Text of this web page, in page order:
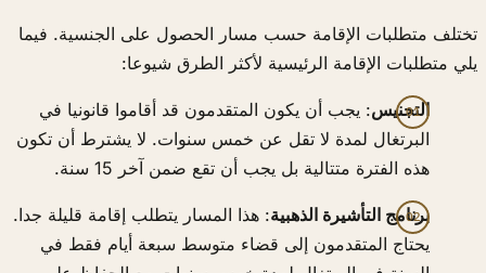
تختلف متطلبات الإقامة حسب مسار الحصول على الجنسية. فيما
يلي متطلبات الإقامة الرئيسية لأكثر الطرق شيوعا:
التجنيس: يجب أن يكون المتقدمون قد أقاموا قانونيا في
البرتغال لمدة لا تقل عن خمس سنوات. لا يشترط أن تكون
هذه الفترة متتالية بل يجب أن تقع ضمن آخر 15 سنة.
برنامج التأشيرة الذهبية: هذا المسار يتطلب إقامة قليلة جدا.
يحتاج المتقدمون إلى قضاء متوسط سبعة أيام فقط في